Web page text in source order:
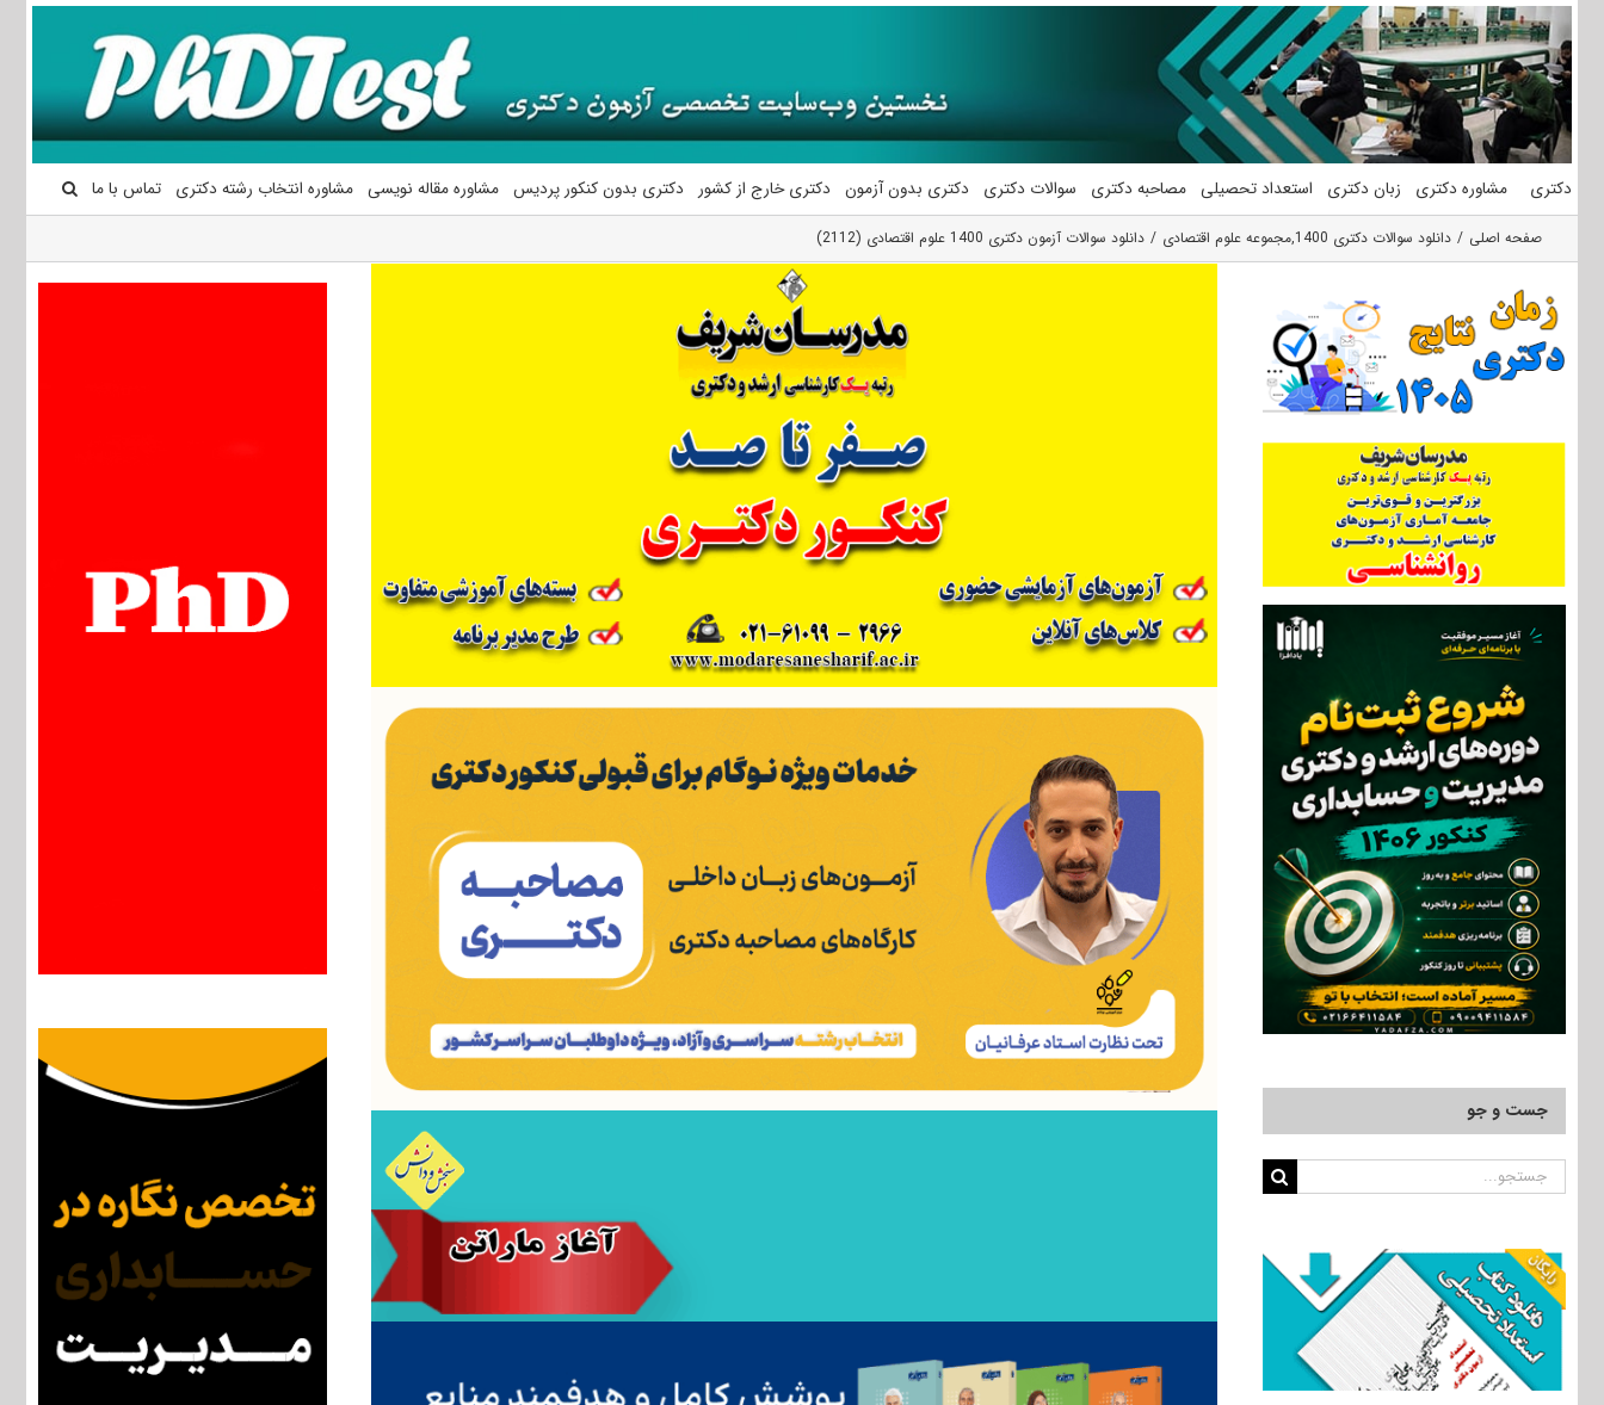
محتوا
دکتری مشاوره دکتری زبان دکتری استعداد تحصیلی مصاحبه دکتری سوالات دکتری دکتری بدون آزمون دکتری خارج از کشور دکتری بدون کنکور پردیس مشاوره مقاله نویسی مشاوره انتخاب رشته دکتری تماس با ما
صفحه اصلی دانلود سوالات دکتری 1400 ,مجموعه علوم اقتصادی دانلود سوالات آزمون دکتری 1400 علوم اقتصادی (2112)
جست و جو
جستجو